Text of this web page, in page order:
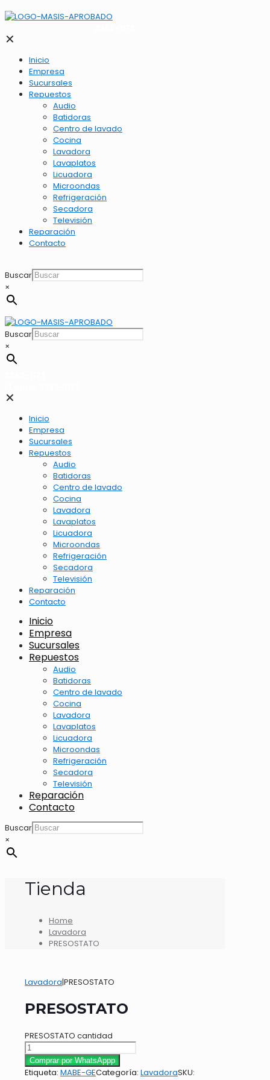
✕
Inicio
Empresa
Sucursales
Repuestos
Audio
Batidoras
Centro de lavado
Cocina
Lavadora
Lavaplatos
Licuadora
Microondas
Refrigeración
Secadora
Televisión
Reparación
Contacto
Buscar
×
Buscar
×
✕
Inicio
Empresa
Sucursales
Repuestos
Audio
Batidoras
Centro de lavado
Cocina
Lavadora
Lavaplatos
Licuadora
Microondas
Refrigeración
Secadora
Televisión
Reparación
Contacto
Inicio
Empresa
Sucursales
Repuestos
Audio
Batidoras
Centro de lavado
Cocina
Lavadora
Lavaplatos
Licuadora
Microondas
Refrigeración
Secadora
Televisión
Reparación
Contacto
Buscar
×
Tienda
Home
Lavadora
PRESOSTATO
Lavadora|PRESOSTATO
PRESOSTATO
PRESOSTATO cantidad
Comprar por WhatsAppp
Etiqueta: MABE-GECategoría: LavadoraSKU: